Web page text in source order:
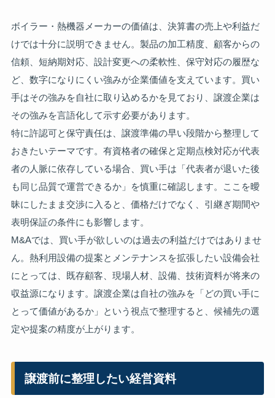
ボイラー・熱機器メーカーの価値は、決算書の売上や利益だ
けでは十分に説明できません。製品の加工精度、顧客からの
信頼、短納期対応、設計変更への柔軟性、保守対応の履歴な
ど、数字になりにくい強みが企業価値を支えています。買い
手はその強みを自社に取り込めるかを見ており、譲渡企業は
その強みを言語化して示す必要があります。
特に許認可と保守責任は、譲渡準備の早い段階から整理して
おきたいテーマです。有資格者の確保と定期点検対応が代表
者の人脈に依存している場合、買い手は「代表者が退いた後
も同じ品質で運営できるか」を慎重に確認します。ここを曖
昧にしたまま交渉に入ると、価格だけでなく、引継ぎ期間や
表明保証の条件にも影響します。
M&Aでは、買い手が欲しいのは過去の利益だけではありませ
ん。熱利用設備の提案とメンテナンスを拡張したい設備会社
にとっては、既存顧客、現場人材、設備、技術資料が将来の
収益源になります。譲渡企業は自社の強みを「どの買い手に
とって価値があるか」という視点で整理すると、候補先の選
定や提案の精度が上がります。
譲渡前に整理したい経営資料